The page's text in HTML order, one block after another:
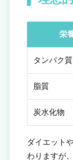
栄
タンパク質
脂質
炭水化物
ダイエット
わりますが